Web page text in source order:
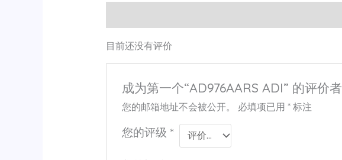
目前还没有评价
成为第一个“AD976AARS ADI” 的评价者
您的邮箱地址不会被公开。 必填项已用* 标注
您的评级 *